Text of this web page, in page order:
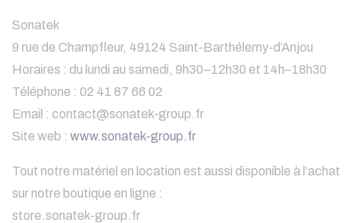
Sonatek
9 rue de Champfleur, 49124 Saint-Barthélemy-d’Anjou
Horaires : du lundi au samedi, 9h30–12h30 et 14h–18h30
Téléphone : 02 41 87 66 02
Email : contact@sonatek-group.fr
Site web : www.sonatek-group.fr
Tout notre matériel en location est aussi disponible à l’achat
sur notre boutique en ligne :
store.sonatek-group.fr